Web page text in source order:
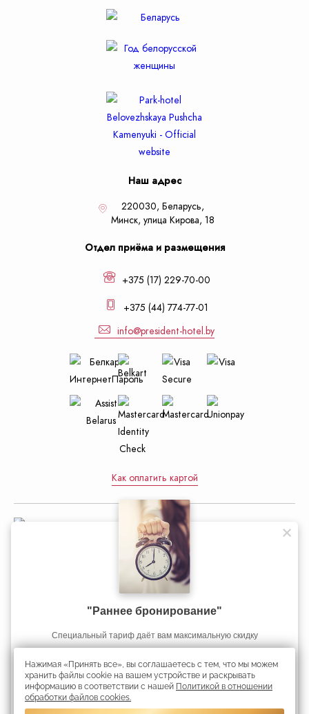
Нажимая «Принять все», вы соглашаетесь с тем, что мы можем
хранить файлы cookie на вашем устройстве и раскрывать
информацию в соответствии с нашей Политикой в отношении
обработки файлов cookies.
Наш адрес
220030, Беларусь,
Минск, улица Кирова, 18
Отдел приёма и размещения
+375 (17) 229-70-00
+375 (44) 774-77-01
info@president-hotel.by
Как оплатить картой
Управление делами Президента
Официальный интернет-портал
Президента Республики Беларусь
Республиканское унитарное предприятие «Президент-Отель».
Информация является собственностью гостиницы «Президент-Отель».
Избавьтесь от стресса и напряжения: попробуйте наш новый
тариф на проживание RELAX & SPA!
"Раннее бронирование"
Cпециальный тариф даёт вам максимальную скидку
Получить скидку
Если Вы планируете длительную поездку в Минск, то у нас для
Вас есть специальное предложение!
Скидка 45%
Избавьтесь от стресса и напряжения: попробуйте наш новый
тариф на проживание RELAX & SPA!